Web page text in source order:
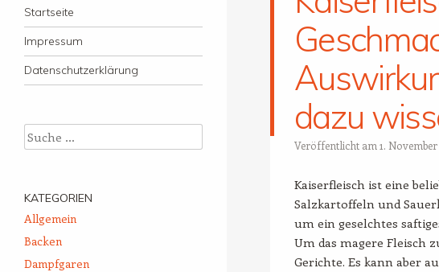
Menü
Zum Inhalt springen
Startseite
Impressum
Datenschutzerklärung
dazu
Veröffentlicht am 1. November
Kaiserfleisch ist eine
Salzkartoffeln und
um ein geselchtes
Um das magere Fleisch
Gerichte. Es kann aber
Suche
KATEGORIEN
Allgemein
Backen
Dampfgaren